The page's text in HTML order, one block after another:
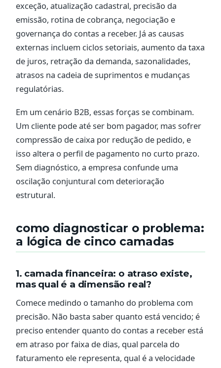
exceção, atualização cadastral, precisão da
emissão, rotina de cobrança, negociação e
governança do contas a receber. Já as causas
externas incluem ciclos setoriais, aumento da taxa
de juros, retração da demanda, sazonalidades,
atrasos na cadeia de suprimentos e mudanças
regulatórias.
Em um cenário B2B, essas forças se combinam.
Um cliente pode até ser bom pagador, mas sofrer
compressão de caixa por redução de pedido, e
isso altera o perfil de pagamento no curto prazo.
Sem diagnóstico, a empresa confunde uma
oscilação conjuntural com deterioração
estrutural.
como diagnosticar o problema:
a lógica de cinco camadas
1. camada financeira: o atraso existe,
mas qual é a dimensão real?
Comece medindo o tamanho do problema com
precisão. Não basta saber quanto está vencido; é
preciso entender quanto do contas a receber está
em atraso por faixa de dias, qual parcela do
faturamento ele representa, qual é a velocidade